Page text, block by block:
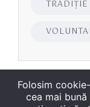
TRADIȚIE
Folosim
cea mai